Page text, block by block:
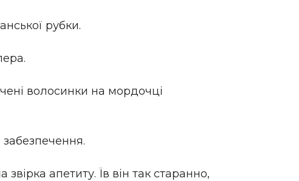
рубки.
волосинки на мордочці
апетиту. Їв він так старанно,